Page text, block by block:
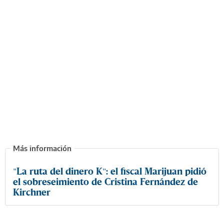
"La ruta del dinero K": el fiscal Marijuan pidió
el sobreseimiento de Cristina Fernández de
Kirchner